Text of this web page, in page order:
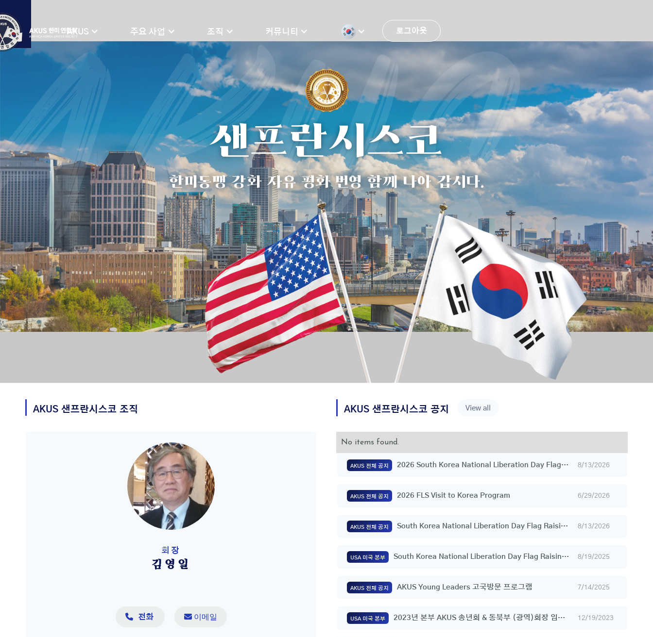
AKUS 주요 사업 조직 커뮤니티 로그아웃
한미동맹 강화 자유 평화 번영 함께 나아 갑시다.
샌프란시스코
AKUS 샌프란시스코 조직
회장
김영일
 전화  이메일
AKUS 샌프란시스코 공지 View all
No items found.
AKUS 전체 공지
2026 South Korea National Liberation Day Flag
8/13/2026
AKUS 전체 공지 2026 FLS Visit to Korea Program 6/29/2026
AKUS 전체 공지
South Korea National Liberation Day Flag Raising
8/13/2026
USA 미국 본부
South Korea National Liberation Day Flag Raising
8/19/2025
AKUS 전체 공지 AKUS Young Leaders 고국방문 프로그램 7/14/2025
USA 미국 본부
2023년 본부 AKUS 송년회 & 동북부 (광역)회장 임명
12/19/2023